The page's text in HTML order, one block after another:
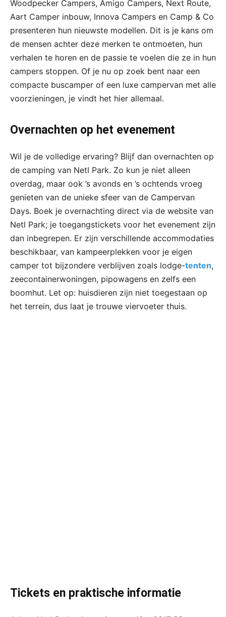
Woodpecker Campers, Amigo Campers, Next Route,
Aart Camper inbouw, Innova Campers en Camp & Co
presenteren hun nieuwste modellen. Dit is je kans om
de mensen achter deze merken te ontmoeten, hun
verhalen te horen en de passie te voelen die ze in hun
campers stoppen. Of je nu op zoek bent naar een
compacte buscamper of een luxe campervan met alle
voorzieningen, je vindt het hier allemaal.
Overnachten op het evenement
Wil je de volledige ervaring? Blijf dan overnachten op
de camping van Netl Park. Zo kun je niet alleen
overdag, maar ook ’s avonds en ’s ochtends vroeg
genieten van de unieke sfeer van de Campervan
Days. Boek je overnachting direct via de website van
Netl Park; je toegangstickets voor het evenement zijn
dan inbegrepen. Er zijn verschillende accommodaties
beschikbaar, van kampeerplekken voor je eigen
camper tot bijzondere verblijven zoals lodge-tenten,
zeecontainerwoningen, pipowagens en zelfs een
boomhut. Let op: huisdieren zijn niet toegestaan op
het terrein, dus laat je trouwe viervoeter thuis.
Tickets en praktische informatie